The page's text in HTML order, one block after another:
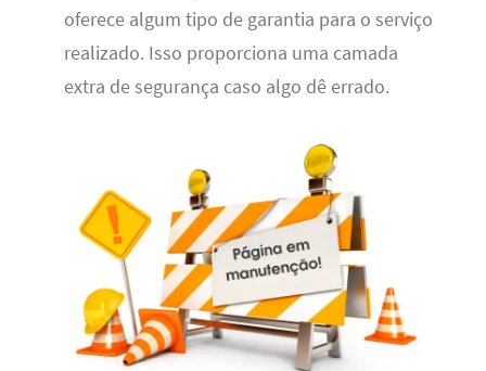
oferece algum tipo de garantia para o serviço
realizado. Isso proporciona uma camada
extra de segurança caso algo dê errado.